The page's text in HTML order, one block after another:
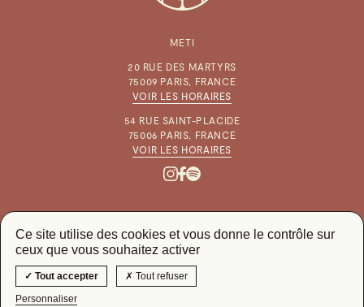
METI
20 RUE DES MARTYRS
75009 PARIS, FRANCE
VOIR LES HORAIRES
54 RUE SAINT-PLACIDE
75006 PARIS, FRANCE
VOIR LES HORAIRES
© METI 2026
GESTION DES COOKIES
Ce site utilise des cookies et vous donne le contrôle sur
ceux que vous souhaitez activer
Tout accepter
Tout refuser
Personnaliser